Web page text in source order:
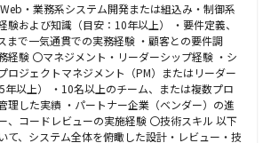
・業務系システム開発または組込み・制御系
験および知識（目安：10年以上） ・要件定義、
まで一気通貫での実務経験 ・顧客との要件調
経験 〇マネジメント・リーダーシップ経験 ・シ
ロジェクトマネジメント（PM）またはリーダー
年以上） ・10名以上のチーム、または複数プロ
理した実績 ・パートナー企業（ベンダー）の進
、コードレビューの実施経験 〇技術スキル 以下
て、システム全体を俯瞰した設計・レビュー・技